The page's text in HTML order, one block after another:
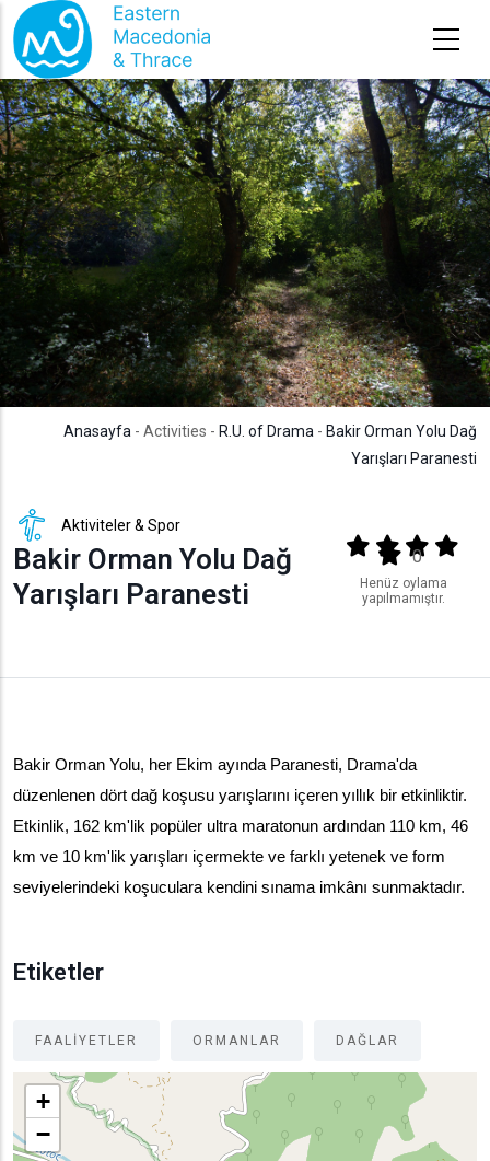
Ana içeriğe atla
Anasayfa - Activities - R.U. of Drama - Bakir Orman Yolu Dağ
Yarışları Paranesti
Aktiviteler & Spor
Bakir Orman Yolu Dağ
Yarışları Paranesti
Output format
(star)(star)(star)
(star)
0
Henüz oylama
yapılmamıştır.
Bakir Orman Yolu, her Ekim ayında Paranesti, Drama'da
düzenlenen dört dağ koşusu yarışlarını içeren yıllık bir etkinliktir.
Etkinlik, 162 km'lik popüler ultra maratonun ardından 110 km, 46
km ve 10 km'lik yarışları içermekte ve farklı yetenek ve form
seviyelerindeki koşuculara kendini sınama imkânı sunmaktadır.
Etiketler
FAALIYETLER ORMANLAR DAĞLAR
+
−